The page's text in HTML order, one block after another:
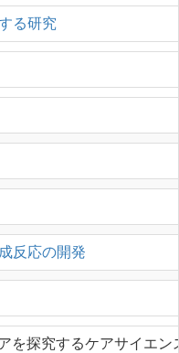
る研究
反応の開発
を探究するケアサイエン